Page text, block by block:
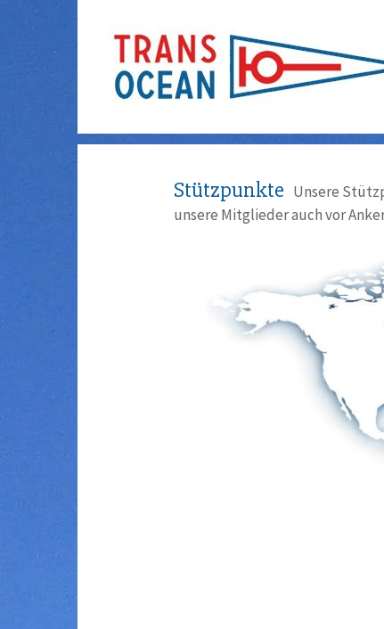
Stützpunkte Unsere
unsere Mitglieder auch vor